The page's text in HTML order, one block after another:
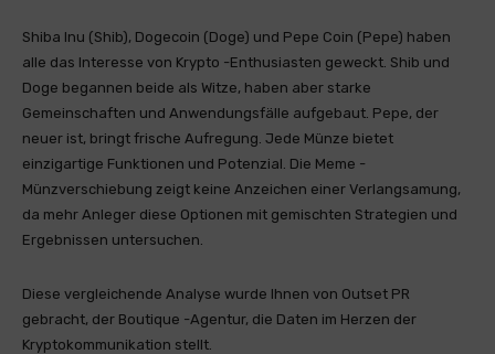
Shiba Inu (Shib), Dogecoin (Doge) und Pepe Coin (Pepe) haben
alle das Interesse von Krypto -Enthusiasten geweckt. Shib und
Doge begannen beide als Witze, haben aber starke
Gemeinschaften und Anwendungsfälle aufgebaut. Pepe, der
neuer ist, bringt frische Aufregung. Jede Münze bietet
einzigartige Funktionen und Potenzial. Die Meme -
Münzverschiebung zeigt keine Anzeichen einer Verlangsamung,
da mehr Anleger diese Optionen mit gemischten Strategien und
Ergebnissen untersuchen.
Diese vergleichende Analyse wurde Ihnen von Outset PR
gebracht, der Boutique -Agentur, die Daten im Herzen der
Kryptokommunikation stellt.